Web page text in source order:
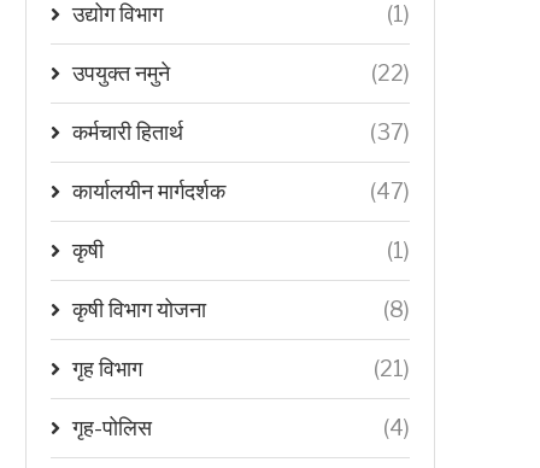
उद्योग विभाग (1)
उपयुक्त नमुने (22)
कर्मचारी हितार्थ (37)
कार्यालयीन मार्गदर्शक (47)
कृषी (1)
कृषी विभाग योजना (8)
गृह विभाग (21)
गृह-पोलिस (4)